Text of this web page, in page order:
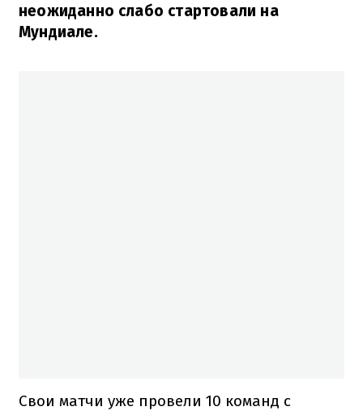
неожиданно слабо стартовали на
Мундиале.
Свои матчи уже провели 10 команд с